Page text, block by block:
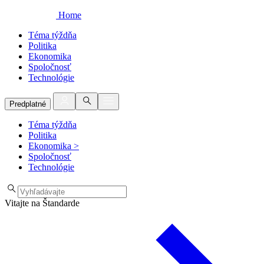
Home
Téma týždňa
Politika
Ekonomika
Spoločnosť
Technológie
Predplatné
Téma týždňa
Politika
Ekonomika >
Spoločnosť
Technológie
Vitajte na Štandarde